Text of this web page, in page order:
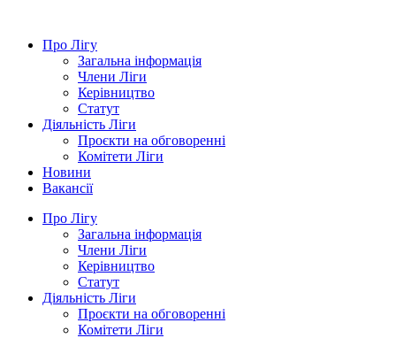
Про Лігу
Загальна інформація
Члени Ліги
Керівництво
Статут
Діяльність Ліги
Проєкти на обговоренні
Комітети Ліги
Новини
Вакансії
Про Лігу
Загальна інформація
Члени Ліги
Керівництво
Статут
Діяльність Ліги
Проєкти на обговоренні
Комітети Ліги